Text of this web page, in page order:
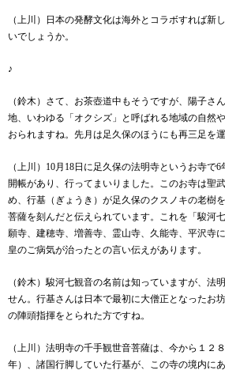
（上川）日本の発酵文化は海外とコラボすれば新
いでしょうか。
♪
（鈴木）さて、お茶壺道中もそうですが、陽子さ
地、いわゆる「オクシズ」と呼ばれる地域の自然
おられますね。先月は足久保のほうにも再三足を運
（上川） 10月 18日に足久保の法明寺というお寺で6
開帳があり、行ってまいりました。このお寺は聖
め、行基（ぎょうき）が足久保のクスノキの老樹
菩薩を刻んだと伝えられています。これを「駿河
願寺、建穂寺、増善寺、霊山寺、久能寺、平沢寺
皇のご病気が治ったとの言い伝えがあります。
（鈴木）駿河七観音の名前は知っていますが、法
せん。行基さんは日本で最初に大僧正となったお
の陣頭指揮をとられた方ですね。
（上川）法明寺の千手観世音菩薩は、今から１２
年）、諸国行脚していた行基が、この寺の境内に